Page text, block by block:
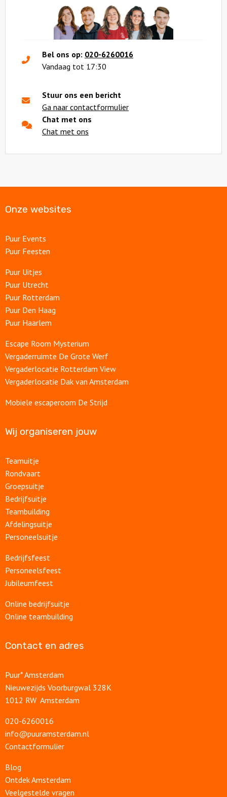
Bel ons op: 020-6260016
Vandaag tot 17:30
Stuur ons een bericht
Ga naar contactformulier
Chat met ons
Chat met ons
Onze websites
Puur Events
Puur Feesten
Puur Uitjes
Puur Utrecht
Puur Rotterdam
Puur Den Haag
Puur Haarlem
Escape Room Mysterium
Vergaderruimte De Grote Werf
Vergaderlocatie Rotterdam View
Vergaderlocatie Dak van Amsterdam
Mobiele escaperoom De Strijd
Wij organiseren jouw
Teamuitje
Rondvaart
Groepsuitje
Bedrijfsuitje
Teambuilding
Afdelingsuitje
Personeelsuitje
Bedrijfsfeest
Personeelsfeest
Jubileumfeest
Online bedrijfsuitje
Online teambuilding
Contact en adres
Puur* Amsterdam
Nieuwezijds Voorburgwal 328K
1012 RW Amsterdam
020-6260016
info@puuramsterdam.nl
Contactformulier
Blog
Ontdek Amsterdam
Veelgestelde vragen